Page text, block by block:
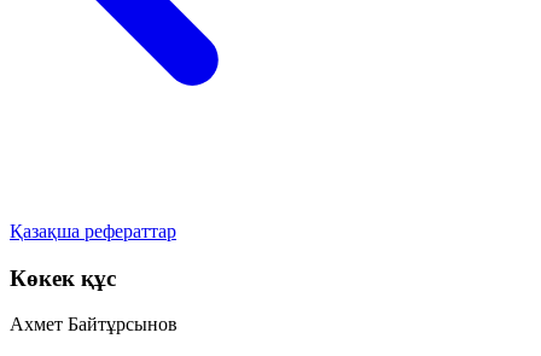
Қазақша рефераттар
Көкек құс
Ахмет Байтұрсынов